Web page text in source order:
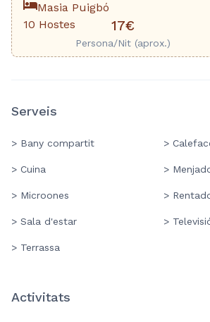
Masia Puigbó
10 Hostes
17€
Persona/Nit (aprox.)
Serveis
> Bany compartit >
> Cuina >
> Microones >
> Sala d'estar >
> Terrassa
Activitats